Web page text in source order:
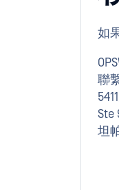
如
聯
Ste
坦